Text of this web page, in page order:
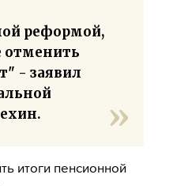
реформой,
отменить
- заявил
итоги пенсионной